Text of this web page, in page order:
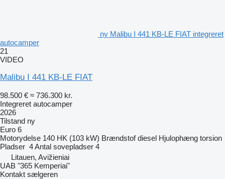
ny Malibu I 441 KB-LE FIAT integreret
autocamper
21
VIDEO
Malibu I 441 KB-LE FIAT
98.500 € ≈ 736.300 kr.
Integreret autocamper
2026
Tilstand ny
Euro 6
Motorydelse 140 HK (103 kW) Brændstof diesel Hjulophæng torsion
Pladser 4Antal sovepladser 4
Litauen, Avižieniai
UAB "365 Kemperiai"
Kontakt sælgeren